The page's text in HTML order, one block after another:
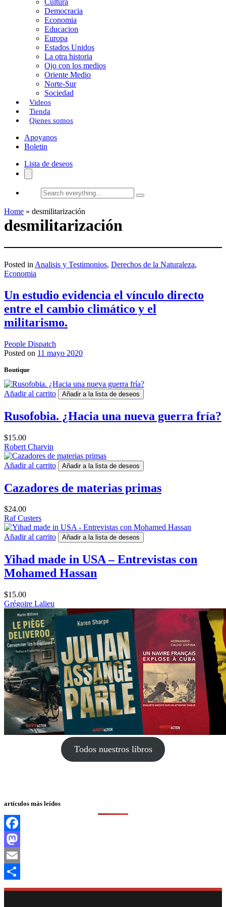
Cultura
Democracia
Economia
Educacion
Europa
Estados Unidos
La otra historia
Ojo con los medios
Oriente Medio
Norte-Sur
Sociedad
Videos
Tienda
Qienes somos
Apoyanos
Boletin
Lista de deseos
Search
everything...
Home » desmilitarización
desmilitarización
Posted in Analisis y Testimonios, Derechos de la Naturaleza,
Economia
Un estudio evidencia el vínculo directo
entre el cambio climático y el
militarismo.
People Dispatch
Posted on 11 mayo 2020
Boutique
Añadir al carrito Añadir a la lista de deseos
Rusofobia. ¿Hacia una nueva guerra fría?
$15.00
Robert Charvin
Añadir al carrito Añadir a la lista de deseos
Cazadores de materias primas
$24.00
Raf Custers
Añadir al carrito Añadir a la lista de deseos
Yihad made in USA – Entrevistas con
Mohamed Hassan
$15.00
Grégoire Lalieu
Todos nuestros libros
artículos más leídos
Facebook
Mastodon
Email
Compartir